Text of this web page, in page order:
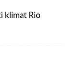
klimat Rio